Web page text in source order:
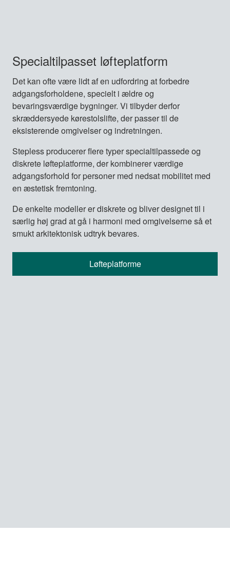
Specialtilpasset løfteplatform
Det kan ofte være lidt af en udfordring at forbedre
adgangsforholdene, specielt i ældre og
bevaringsværdige bygninger. Vi tilbyder derfor
skræddersyede kørestolslifte, der passer til de
eksisterende omgivelser og indretningen.
Stepless producerer flere typer specialtilpassede og
diskrete løfteplatforme, der kombinerer værdige
adgangsforhold for personer med nedsat mobilitet med
en æstetisk fremtoning.
De enkelte modeller er diskrete og bliver designet til i
særlig høj grad at gå i harmoni med omgivelserne så et
smukt arkitektonisk udtryk bevares.
Løfteplatforme